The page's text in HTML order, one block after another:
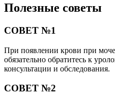
Полезные советы
СОВЕТ №1
При появлении крови при
обязательно обратитесь к
консультации и обследования.
СОВЕТ №2